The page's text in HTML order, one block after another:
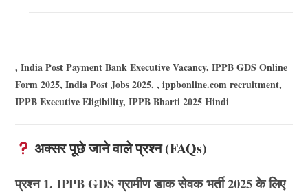
, India Post Payment Bank Executive Vacancy, IPPB GDS Online
Form 2025, India Post Jobs 2025, , ippbonline.com recruitment,
IPPB Executive Eligibility, IPPB Bharti 2025 Hindi
अक्सर पूछे जाने वाले प्रश्न (FAQs)
प्रश्न 1. IPPB GDS ग्रामीण डाक सेवक भर्ती 2025 के लिए